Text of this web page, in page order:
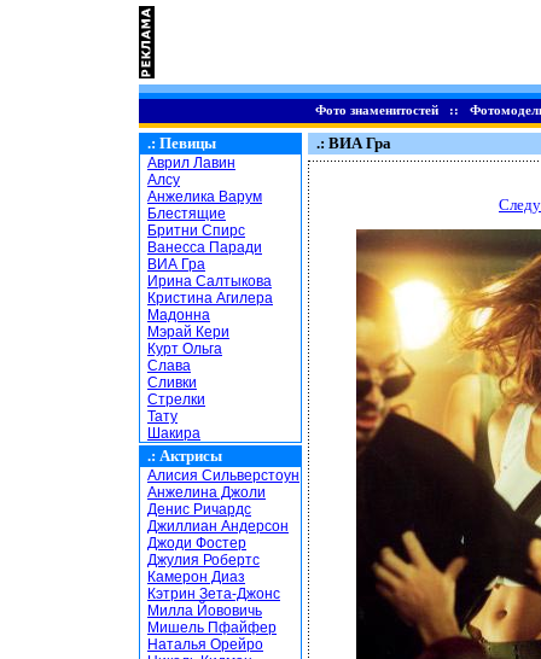
Фото знаменитостей::
.: Певицы
Аврил Лавин
Алсу
Анжелика Варум
Блестящие
Бритни Спирс
Ванесса Паради
ВИА Гра
Ирина Салтыкова
Кристина Агилера
Мадонна
Мэрай Кери
Курт Ольга
Слава
Сливки
Стрелки
Тату
Шакира
.: Актрисы
Алисия Сильверстоун
Анжелина Джоли
Денис Ричардс
Джиллиан Андерсон
Джоди Фостер
Джулия Робертс
Камерон Диаз
Кэтрин Зета-Джонс
Милла Йововичь
Мишель Пфайфер
Наталья Орейро
.: ВИА Гра